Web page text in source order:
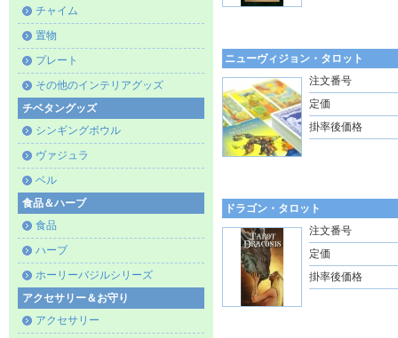
チャイム
置物
プレート
その他のインテリアグッズ
チベタングッズ
シンギングボウル
ヴァジュラ
ベル
食品＆ハーブ
食品
ハーブ
ホーリーバジルシリーズ
アクセサリー＆お守り
アクセサリー
ニューヴィジョン・タロット
注文番号
定価
掛率後価格
ドラゴン・タロット
注文番号
定価
掛率後価格